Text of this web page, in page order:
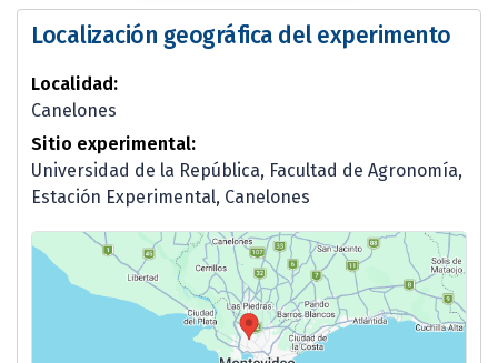
Localización geográfica del experimento
Localidad:
Canelones
Sitio experimental:
Universidad de la República, Facultad de Agronomía,
Estación Experimental, Canelones